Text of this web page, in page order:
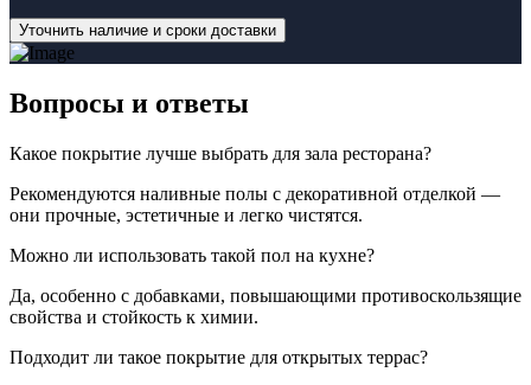
Уточнить наличие и сроки доставки
Вопросы и ответы
Какое покрытие лучше выбрать для зала ресторана?
Рекомендуются наливные полы с декоративной отделкой —
они прочные, эстетичные и легко чистятся.
Можно ли использовать такой пол на кухне?
Да, особенно с добавками, повышающими противоскользящие
свойства и стойкость к химии.
Подходит ли такое покрытие для открытых террас?